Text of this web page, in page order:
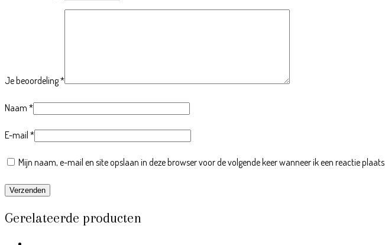
Je beoordeling*
Naam *
E-mail *
Mijn naam, e-mail en site opslaan in deze browser voor de volgende keer wanneer ik een reactie plaats.
Gerelateerde producten